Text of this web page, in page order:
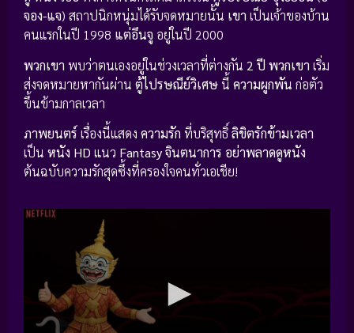
จอง-แจ) สถาปนิกหนุ่มได้รับจดหมายนั้น เขา เป็นเจ้าของบ้าน
คนแรกในปี 1998 แต่อึนจู อยู่ในปี 2000
พวกเขา พบว่าตนเองอยู่ในช่วงเวลาที่ต่างกัน 2 ปี พวกเขา เริ่ม
ส่งจดหมายหากันผ่าน ตู้ไปรษณีย์วิเศษนี้ ความผูกพัน ก่อตัว
ขึ้นข้ามกาลเวลา
ภาพยนตร์ เรื่องนี้แสดง ความรัก ที่บริสุทธิ์ลิขิตรักข้ามเวลา
เป็น หนัง HD แนว Fantasy จินตนาการ อย่าพลาดดูหนัง
ต้นฉบับความรักสุดซึ้งที่ครองใจคนทั่วเอเชีย!